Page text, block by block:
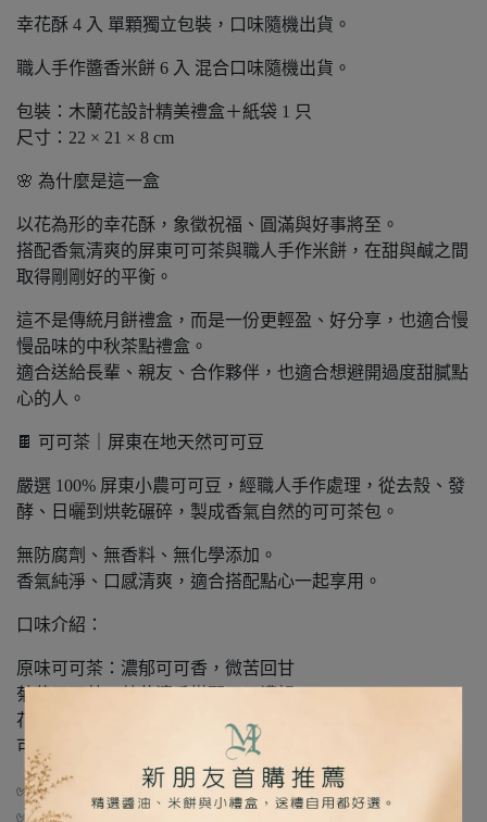
幸花酥 4 入 單顆獨立包裝，口味隨機出貨。
職人手作醬香米餅 6 入 混合口味隨機出貨。
包裝：木蘭花設計精美禮盒＋紙袋 1 只
尺寸：22 × 21 × 8 cm
🌸 為什麼是這一盒
以花為形的幸花酥，象徵祝福、圓滿與好事將至。
搭配香氣清爽的屏東可可茶與職人手作米餅，在甜與鹹之間
取得剛剛好的平衡。
這不是傳統月餅禮盒，而是一份更輕盈、好分享，也適合慢
慢品味的中秋茶點禮盒。
適合送給長輩、親友、合作夥伴，也適合想避開過度甜膩點
心的人。
🍫 可可茶｜屏東在地天然可可豆
嚴選 100% 屏東小農可可豆，經職人手作處理，從去殼、發
酵、日曬到烘乾碾碎，製成香氣自然的可可茶包。
無防腐劑、無香料、無化學添加。
香氣純淨、口感清爽，適合搭配點心一起享用。
口味介紹：
原味可可茶：濃郁可可香，微苦回甘
菊花可可茶：菊花清香搭配可可濃韻
花果可可茶：蘋果乾與水蜜桃乾交織出清爽果香
可可紅玉茶：日月潭紅玉紅茶搭配可可，口感厚實甘甜
✅ 無防腐劑
✅ 無化學添加